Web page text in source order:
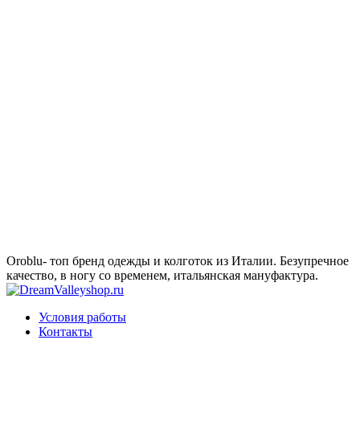
Oroblu- топ бренд одежды и колготок из Италии. Безупречное
качество, в ногу со временем, итальянская мануфактура.
Условия работы
Контакты